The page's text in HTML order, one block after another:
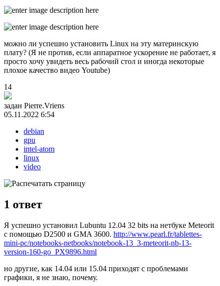
можно ли успешно установить Linux на эту материнскую
плату? (Я не против, если аппаратное ускорение не работает, я
просто хочу увидеть весь рабочий стол и иногда некоторые
плохое качество видео Youtube)
14
задан Pierre.Vriens
05.11.2022 6:54
debian
gpu
intel-atom
linux
video
1 ответ
Я успешно установил Lubuntu 12.04 32 bits на нетбуке Meteorit
с помощью D2500 и GMA 3600. http://www.pearl.fr/tablettes-
mini-pc/notebooks-netbooks/notebook-13_3-meteorit-nb-13-
version-160-go_PX9896.html
но другие, как 14.04 или 15.04 приходят с проблемами
графики, я не знаю, почему.